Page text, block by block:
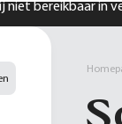
niet bereikbaar in